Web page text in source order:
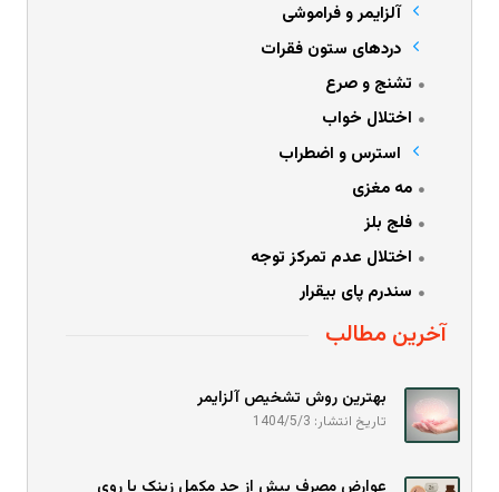
آلزایمر و فراموشی
دردهای ستون فقرات
تشنج و صرع
اختلال خواب
استرس و اضطراب
مه مغزی
فلج بلز
اختلال عدم تمرکز توجه
سندرم پای بیقرار
آخرین مطالب
بهترین روش تشخیص آلزایمر
تاریخ انتشار: 1404/5/3